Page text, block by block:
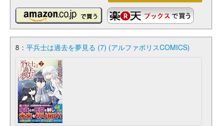
8： 平兵士は過去を夢見る (7) (アルファポリスCOMICS)